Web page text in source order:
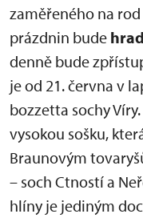
zaměřeného na
prázdnin bude
denně bude
je od 21. června v
bozzetta sochy
vysokou sošku,
Braunovým
– soch Ctností a
hlíny je jediným